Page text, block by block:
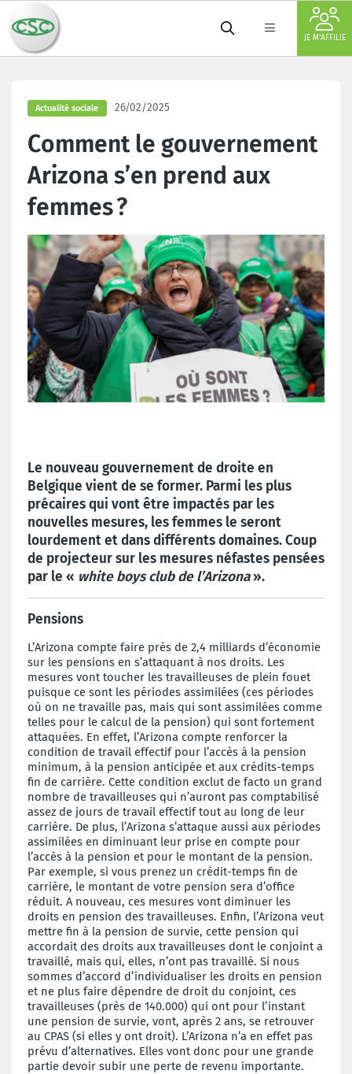
JE M'AFFILIE
Actualité sociale 26/02/2025
Comment le gouvernement
Arizona s’en prend aux
femmes ?
Le nouveau gouvernement de droite en
Belgique vient de se former. Parmi les plus
précaires qui vont être impactés par les
nouvelles mesures, les femmes le seront
lourdement et dans différents domaines. Coup
de projecteur sur les mesures néfastes pensées
par le « white boys club de l’Arizona».
Pensions
L’Arizona compte faire près de 2,4 milliards d’économie
sur les pensions en s’attaquant à nos droits. Les
mesures vont toucher les travailleuses de plein fouet
puisque ce sont les périodes assimilées (ces périodes
où on ne travaille pas, mais qui sont assimilées comme
telles pour le calcul de la pension) qui sont fortement
attaquées. En effet, l’Arizona compte renforcer la
condition de travail effectif pour l’accès à la pension
minimum, à la pension anticipée et aux crédits-temps
fin de carrière. Cette condition exclut de facto un grand
nombre de travailleuses qui n’auront pas comptabilisé
assez de jours de travail effectif tout au long de leur
carrière. De plus, l’Arizona s’attaque aussi aux périodes
assimilées en diminuant leur prise en compte pour
l’accès à la pension et pour le montant de la pension.
Par exemple, si vous prenez un crédit-temps fin de
carrière, le montant de votre pension sera d’office
réduit. A nouveau, ces mesures vont diminuer les
droits en pension des travailleuses. Enfin, l’Arizona veut
mettre fin à la pension de survie, cette pension qui
accordait des droits aux travailleuses dont le conjoint a
travaillé, mais qui, elles, n’ont pas travaillé. Si nous
sommes d’accord d’individualiser les droits en pension
et ne plus faire dépendre de droit du conjoint, ces
travailleuses (près de 140.000) qui ont pour l’instant
une pension de survie, vont, après 2 ans, se retrouver
au CPAS (si elles y ont droit). L’Arizona n’a en effet pas
prévu d’alternatives. Elles vont donc pour une grande
partie devoir subir une perte de revenu importante.